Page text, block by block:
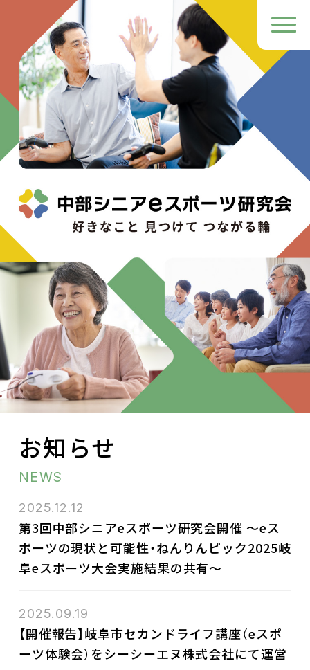
研究会概要
主な活動内容
参画企業一覧
お知らせ
お問い合わせ
お知らせ
NEWS
2025.12.12
第3回中部シニアeスポーツ研究会開催 ～eス
ポーツの現状と可能性・ねんりんピック2025岐
阜eスポーツ大会実施結果の共有～
2025.09.19
【開催報告】岐阜市セカンドライフ講座（eスポ
ーツ体験会）をシーシーエヌ株式会社にて運営